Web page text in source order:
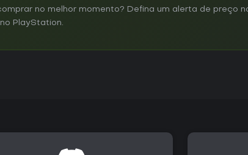
no melhor momento? Defina um alerta de preço
PlayStation.